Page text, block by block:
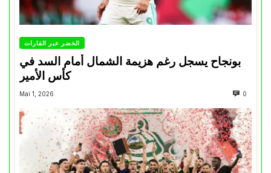
الخضر عبر القارات
بونجاح يسجل رغم هزيمة الشمال أمام السد في
كأس الأمير
Mai 1, 2026 0